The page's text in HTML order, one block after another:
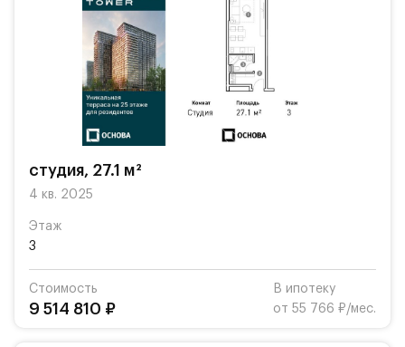
студия, 27.1 м²
4 кв. 2025
Этаж
3
Стоимость
9 514 810 ₽
В ипотеку
от 55 766 ₽/мес.